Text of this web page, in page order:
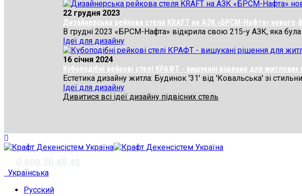
22 грудня 2023
Дизайнерська рейкова стеля KRAFT на АЗК «БРСМ-Нафта» нового
В грудні 2023 «БРСМ-Нафта» відкрила свою 215-у АЗК, яка
Ідеї для дизайну
16 січня 2024
Кубоподібні рейкові стелі КРАФТ - вишукані рішення для житлових
Естетика дизайну житла: Будинок '31' від 'Ковальська' зі
Ідеї для дизайну
Дивитися всі ідеї дизайну підвісних стель
Українська
Русский